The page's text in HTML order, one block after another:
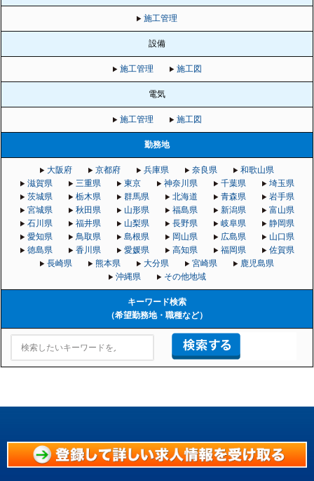
施工管理
設備
施工管理 施工図
電気
施工管理 施工図
勤務地
大阪府 京都府 兵庫県 奈良県
和歌山県
滋賀県
三重県 東京 神奈川県 千葉県
埼玉県
茨城県
栃木県 群馬県 北海道 青森県
岩手県
宮城県
秋田県 山形県 福島県 新潟県
富山県
石川県
福井県 山梨県 長野県 岐阜県
静岡県
愛知県
鳥取県 島根県 岡山県 広島県
山口県
徳島県
香川県 愛媛県 高知県 福岡県
佐賀県
長崎県
熊本県 大分県 宮崎県
鹿児島県
沖縄県
その他地域
キーワード検索
（希望勤務地・職種など）